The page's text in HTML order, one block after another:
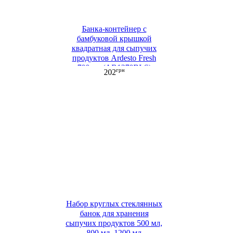
Банка-контейнер с
бамбуковой крышкой
квадратная для сыпучих
продуктов Ardesto Fresh
700 мл (AR1370BLS)
202грн
Набор круглых стеклянных
банок для хранения
сыпучих продуктов 500 мл,